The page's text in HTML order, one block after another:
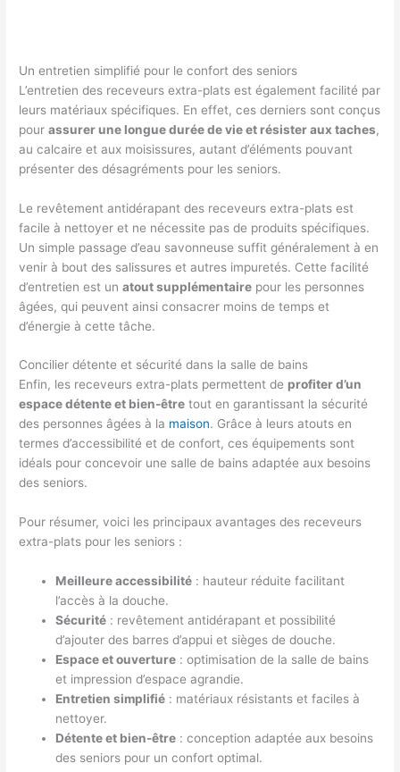
Un entretien simplifié pour le confort des seniors
L’entretien des receveurs extra-plats est également facilité par
leurs matériaux spécifiques. En effet, ces derniers sont conçus
pourassurer une longue durée de vie et résister aux taches,
au calcaire et aux moisissures, autant d’éléments pouvant
présenter des désagréments pour les seniors.
Le revêtement antidérapant des receveurs extra-plats est
facile à nettoyer et ne nécessite pas de produits spécifiques.
Un simple passage d’eau savonneuse suffit généralement à en
venir à bout des salissures et autres impuretés. Cette facilité
d’entretien est unatout supplémentaire pour les personnes
âgées, qui peuvent ainsi consacrer moins de temps et
d’énergie à cette tâche.
Concilier détente et sécurité dans la salle de bains
Enfin, les receveurs extra-plats permettent de profiter d’un
espace détente et bien-être tout en garantissant la sécurité
des personnes âgées à la maison. Grâce à leurs atouts en
termes d’accessibilité et de confort, ces équipements sont
idéals pour concevoir une salle de bains adaptée aux besoins
des seniors.
Pour résumer, voici les principaux avantages des receveurs
extra-plats pour les seniors :
Meilleure accessibilité : hauteur réduite facilitant
l’accès à la douche.
Sécurité : revêtement antidérapant et possibilité
d’ajouter des barres d’appui et sièges de douche.
Espace et ouverture : optimisation de la salle de bains
et impression d’espace agrandie.
Entretien simplifié : matériaux résistants et faciles à
nettoyer.
Détente et bien-être : conception adaptée aux besoins
des seniors pour un confort optimal.